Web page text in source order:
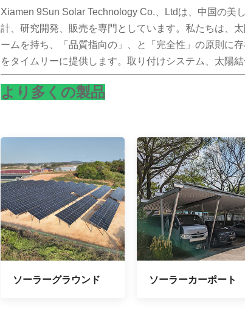
Xiamen 9Sun Solar Technology Co.、Ltdは、中国の美
計、研究開発、販売を専門としています。私たちは、
ームを持ち、「品質指向の」、と「完全性」の原則に
をタイムリーに提供します。取り付けシステム、太陽
より多くの製品
ソーラーグラウンド ソーラーカーポート